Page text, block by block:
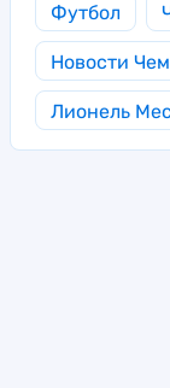
Футбол
Новости
Лионель